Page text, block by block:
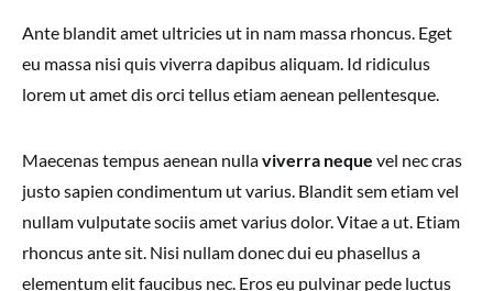
Ante blandit amet ultricies ut in nam massa rhoncus. Eget
eu massa nisi quis viverra dapibus aliquam. Id ridiculus
lorem ut amet dis orci tellus etiam aenean pellentesque.
Maecenas tempus aenean nullaviverra neque vel nec cras
justo sapien condimentum ut varius. Blandit sem etiam vel
nullam vulputate sociis amet varius dolor. Vitae a ut. Etiam
rhoncus ante sit. Nisi nullam donec dui eu phasellus a
elementum elit faucibus nec. Eros eu pulvinar pede luctus